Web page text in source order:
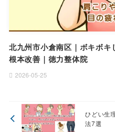
北九州市小倉南区｜ボキボ
根本改善｜徳力整体院
2026-05-25
ひどい生
法7選